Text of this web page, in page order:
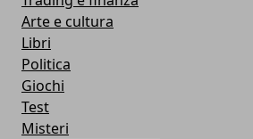
Arte e cultura
Libri
Politica
Giochi
Test
Misteri